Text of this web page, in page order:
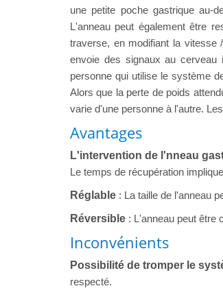
une petite poche gastrique au-
L'anneau peut également être
traverse, en modifiant la vitesse
envoie des signaux au cerveau
personne qui utilise le système
Alors que la perte de poids
varie d'une personne à l'autre.
Avantages
L'intervention de l'nneau
Le temps de récupération
Réglable : La taille de l'anneau
Réversible : L'anneau peut être
Inconvénients
Possibilité de tromper le
respecté.